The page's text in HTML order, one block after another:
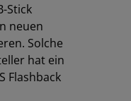
Stick
neuen
Solche
hat ein
Flashback